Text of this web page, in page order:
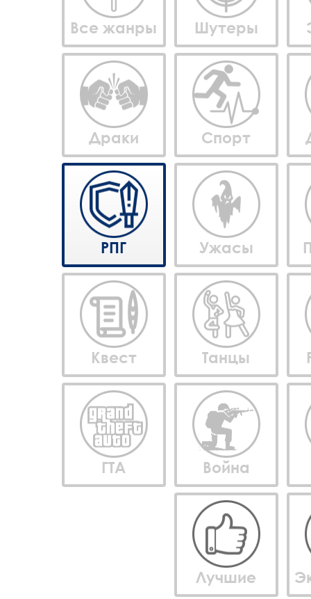
Все жанры Шутеры
Драки Спорт
РПГ Ужасы
Квест Танцы
ГТА Война
Лучшие